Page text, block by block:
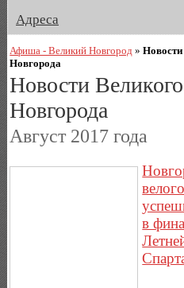
Адреса
Афиша - Великий Новгород »
Новгорода
Новости Великого
Новгорода
Август 2017 года
в